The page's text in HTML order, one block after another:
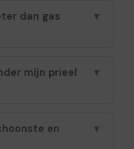
dan gas
▼
mijn prieel
▼
en
▼